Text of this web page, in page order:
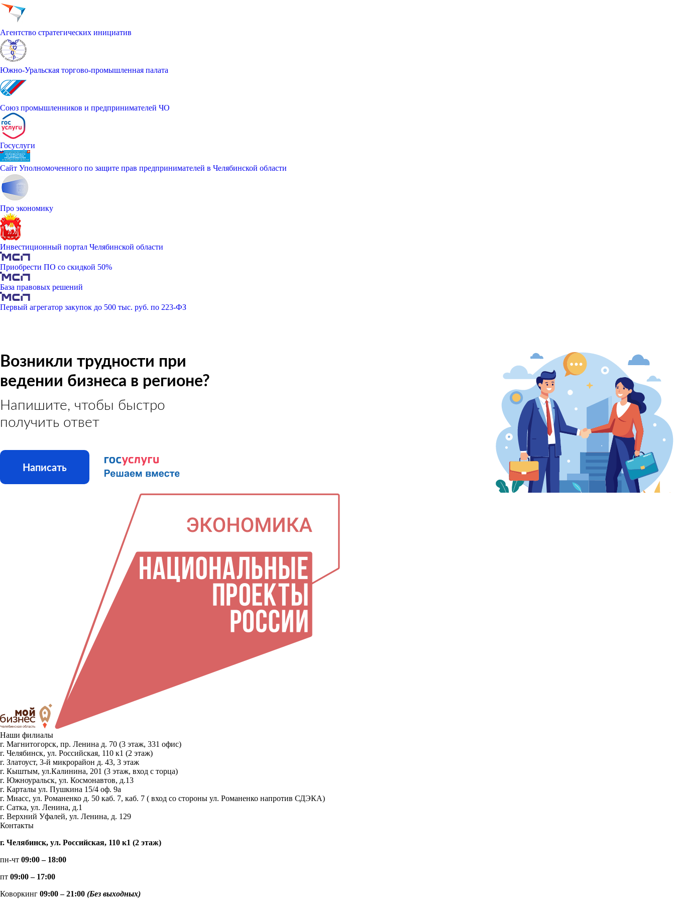
Агентство стратегических инициатив
Южно-Уральская торгово-промышленная палата
Союз промышленников и предпринимателей ЧО
Госуслуги
Сайт Уполномоченного по защите прав предпринимателей в Челябинской области
Про экономику
Инвестиционный портал Челябинской области
Приобрести ПО со скидкой 50%
База правовых решений
Первый агрегатор закупок до 500 тыс. руб. по 223-ФЗ
Возникли трудности при
ведении бизнеса в регионе?
Напишите, чтобы быстро
получить ответ
Написать
Наши филиалы
г. Магнитогорск, пр. Ленина д. 70 (3 этаж, 331 офис)
г. Челябинск, ул. Российская, 110 к1 (2 этаж)
г. Златоуст, 3-й микрорайон д. 43, 3 этаж
г. Кыштым, ул.Калинина, 201 (3 этаж, вход с торца)
г. Южноуральск, ул. Космонавтов, д.13
г. Карталы ул. Пушкина 15/4 оф. 9а
г. Миасс, ул. Романенко д. 50 каб. 7, каб. 7 ( вход со стороны ул. Романенко напротив СДЭКА)
г. Сатка, ул. Ленина, д.1
г. Верхний Уфалей, ул. Ленина, д. 129
Контакты
г. Челябинск, ул. Российская, 110 к1 (2 этаж)
пн-чт 09:00 – 18:00
пт 09:00 – 17:00
Коворкинг 09:00 – 21:00 (Без выходных)